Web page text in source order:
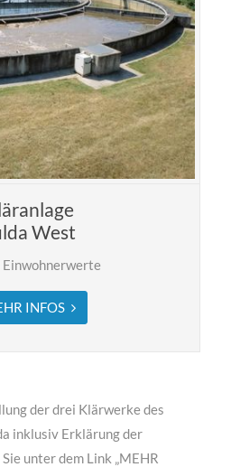
West
Einwohnerwerte
INFOS
der drei Klärwerke des
inklusiv Erklärung der
unter dem Link „MEHR